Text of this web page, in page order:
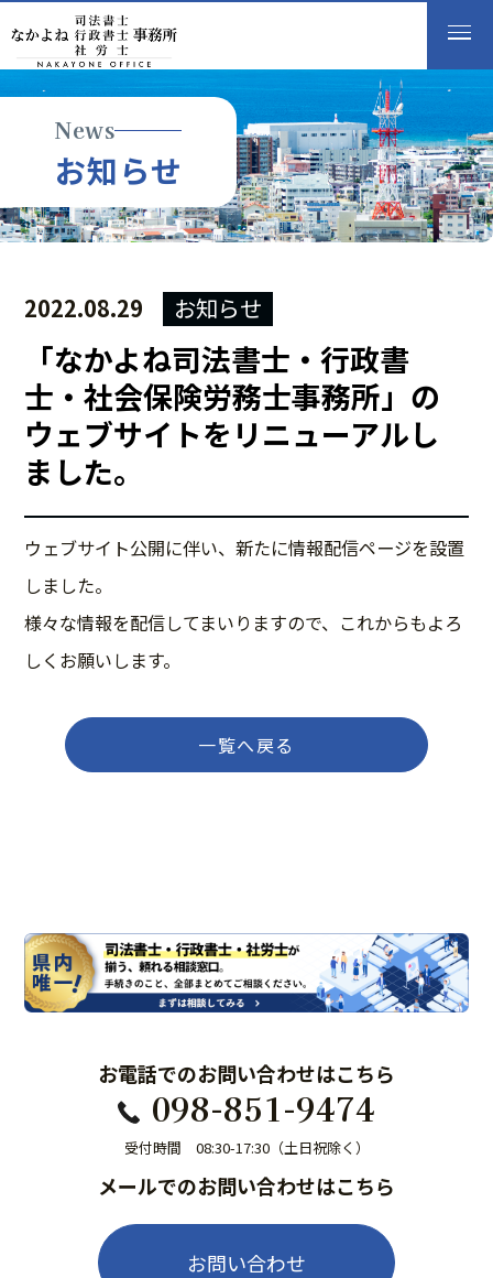
News
お知 らせ
「なかよね司法書士・行政書
士・社会保険労務士事務所」の
ウェブサイトをリニューアルし
ました。
2022.08.29 お知らせ
ウェブサイト公開に伴い、新たに情報配信ページを設置
しました。
様々な情報を配信してまいりますので、これからもよろ
しくお願いします。
一覧へ戻る
お電話でのお問い合わせはこちら
098-851-9474
受付時間 08:30-17:30（土日祝除く）
メールでのお問い合わせはこちら
お問い合わせ